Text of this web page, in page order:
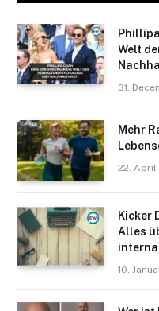
Welt
31.
Mehr
22. April
Kicker
Alles
10.